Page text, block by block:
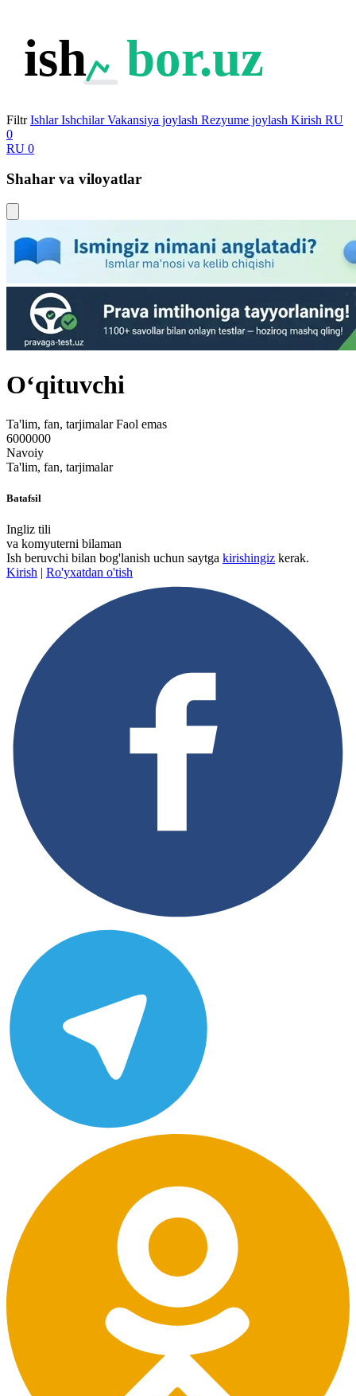
ish bor.uz
Filtr Ishlar Ishchilar Vakansiya joylash Rezyume joylash Kirish RU
0
RU 0
Shahar va viloyatlar
Oʻqituvchi
Ta'lim, fan, tarjimalar Faol emas
6000000
Navoiy
Ta'lim, fan, tarjimalar
Batafsil
Ingliz tili
va komyuterni bilaman
Ish beruvchi bilan bog'lanish uchun saytga kirishingiz kerak.
Kirish | Ro'yxatdan o'tish